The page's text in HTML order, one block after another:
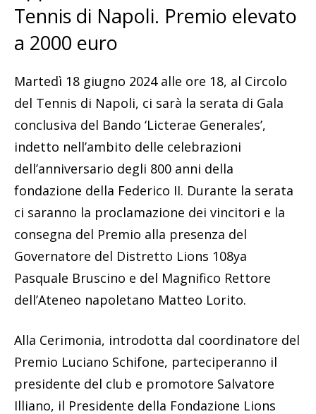
Tennis di Napoli. Premio elevato
a 2000 euro
Martedì 18 giugno 2024 alle ore 18, al Circolo
del Tennis di Napoli, ci sarà la serata di Gala
conclusiva del Bando ‘Licterae Generales’,
indetto nell’ambito delle celebrazioni
dell’anniversario degli 800 anni della
fondazione della Federico II. Durante la serata
ci saranno la proclamazione dei vincitori e la
consegna del Premio alla presenza del
Governatore del Distretto Lions 108ya
Pasquale Bruscino e del Magnifico Rettore
dell’Ateneo napoletano Matteo Lorito.
Alla Cerimonia, introdotta dal coordinatore del
Premio Luciano Schifone, parteciperanno il
presidente del club e promotore Salvatore
Illiano, il Presidente della Fondazione Lions